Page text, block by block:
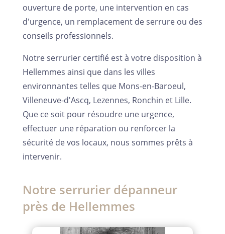
ouverture de porte, une intervention en cas
d'urgence, un remplacement de serrure ou des
conseils professionnels.
Notre serrurier certifié est à votre disposition à
Hellemmes ainsi que dans les villes
environnantes telles que Mons-en-Baroeul,
Villeneuve-d'Ascq, Lezennes, Ronchin et Lille.
Que ce soit pour résoudre une urgence,
effectuer une réparation ou renforcer la
sécurité de vos locaux, nous sommes prêts à
intervenir.
Notre serrurier dépanneur
près de Hellemmes